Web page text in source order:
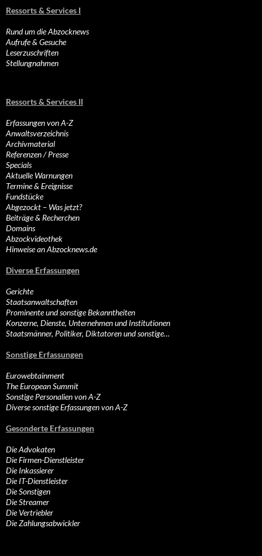
Ressorts & Services I
Rund um die Abzocknews
Aufrufe & Gesuche
Leserzuschriften
Stellungnahmen
Ressorts & Services II
Erfassungen von A-Z
Anwaltsverzeichnis
Archivmaterial
Referenzen / Presse
Specials
Aktuelle Warnungen
Termine & Ereignisse
Fundstücke
Abgezockt – Was jetzt?
Beiträge & Recherchen
Domains
Abzockvideothek
Hinweise an Abzocknews.de
Diverse Erfassungen
Gerichte
Staatsanwaltschaften
Prominente und sonstige Bekanntheiten
Konzerne, Dienste, Unternehmen und Institutionen
Staatsmänner, Politiker, Diktatoren und sonstige…
Sonstige Erfassungen
Eurowebtainment
The European Summit
Sonstige Personalien von A-Z
Diverse sonstige Erfassungen von A-Z
Gesonderte Erfassungen
Die Advokaten
Die Firmen-Dienstleister
Die Inkassierer
Die IT-Dienstleister
Die Sonstigen
Die Streamer
Die Vertriebler
Die Zahlungsabwickler